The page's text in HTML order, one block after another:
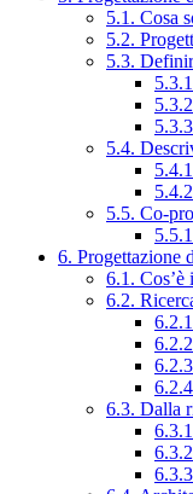
5.1. Cosa
5.2.
5.3.
5.4.
5.5. Co-
6. Progettazione
6.1. Cos’è
6.2.
6.3. Dalla